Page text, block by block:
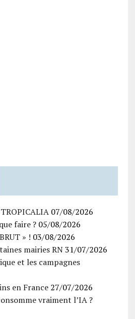
07/08/2026
faire ? 05/08/2026
» ! 03/08/2026
mairies RN 31/07/2026
et les campagnes
en France 27/07/2026
vraiment l’IA ?